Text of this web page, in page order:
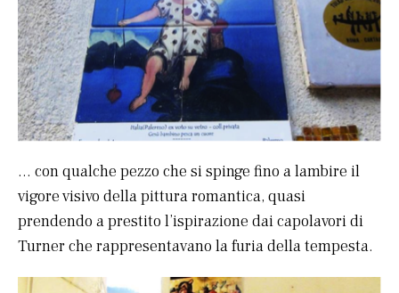
… con qualche pezzo che si spinge fino a lambire il
vigore visivo della pittura romantica, quasi
prendendo a prestito l’ispirazione dai capolavori di
Turner che rappresentavano la furia della tempesta.